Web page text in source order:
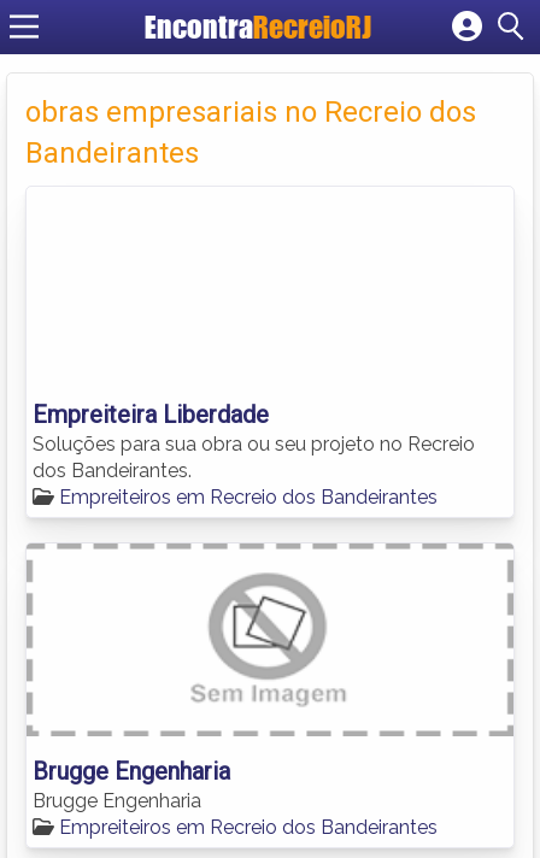
EncontraRecreioRJ
Cadastrar empresa
Criar conta
obras empresariais no Recreio dos
Bandeirantes
Empreiteira Liberdade
Soluções para sua obra ou seu projeto no Recreio
dos Bandeirantes.
Empreiteiros em Recreio dos Bandeirantes
Brugge Engenharia
Brugge Engenharia
Empreiteiros em Recreio dos Bandeirantes